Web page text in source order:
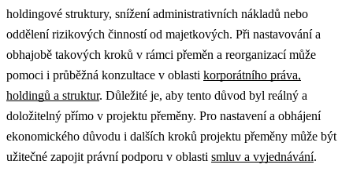
holdingové struktury, snížení administrativních nákladů nebo
oddělení rizikových činností od majetkových. Při nastavování a
obhajobě takových kroků v rámci přeměn a reorganizací může
pomoci i průběžná konzultace v oblasti korporátního práva,
holdingů a struktur. Důležité je, aby tento důvod byl reálný a
doložitelný přímo v projektu přeměny. Pro nastavení a obhájení
ekonomického důvodu i dalších kroků projektu přeměny může být
užitečné zapojit právní podporu v oblasti smluv a vyjednávání.